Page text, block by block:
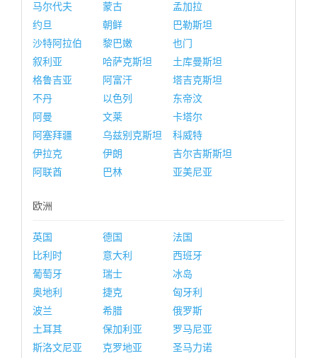
马尔代夫
蒙古
孟加拉
约旦
朝鲜
巴勒斯坦
沙特阿拉伯
黎巴嫩
也门
叙利亚
哈萨克斯坦
土库曼斯坦
格鲁吉亚
阿富汗
塔吉克斯坦
不丹
以色列
东帝汶
阿曼
文莱
卡塔尔
阿塞拜疆
乌兹别克斯坦
科威特
伊拉克
伊朗
吉尔吉斯斯坦
阿联酋
巴林 亚美尼亚
欧洲
英国 德国
法国
比利时
意大利
西班牙
葡萄牙
瑞士
冰岛
奥地利
捷克
匈牙利
波兰
希腊
俄罗斯
土耳其
保加利亚
罗马尼亚
斯洛文尼亚
克罗地亚
圣马力诺